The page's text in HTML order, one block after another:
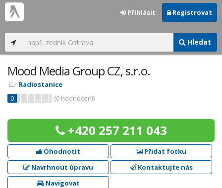
Hledat
Přihlásit Registrovat
Mood Media Group CZ, s.r.o.
Radiostanice
0
(0 hodnocení)
+420 257 211 043
Ohodnotit
Přidat fotku
Navrhnout úpravu
Kontaktujte nás
Navigovat